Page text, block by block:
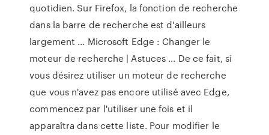
quotidien. Sur Firefox, la fonction de recherche
dans la barre de recherche est d'ailleurs
largement ... Microsoft Edge : Changer le
moteur de recherche | Astuces ... De ce fait, si
vous désirez utiliser un moteur de recherche
que vous n'avez pas encore utilisé avec Edge,
commencez par l'utiliser une fois et il
apparaîtra dans cette liste. Pour modifier le